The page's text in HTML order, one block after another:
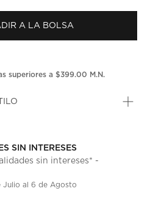
puntuación.
en
la
A LA BOLSA
superiores a $399.00 M.N.
SIN INTERESES
sin intereses* -
Julio al 6 de Agosto